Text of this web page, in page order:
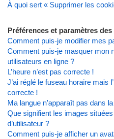
À quoi sert « Supprimer les
Préférences et paramètres
Comment puis-je modifier mes
Comment puis-je masquer mon
utilisateurs en ligne ?
L’heure n’est pas correcte !
J’ai réglé le fuseau horaire mais
correcte !
Ma langue n’apparaît pas dans
Que signifient les images
d’utilisateur ?
Comment puis-je afficher un